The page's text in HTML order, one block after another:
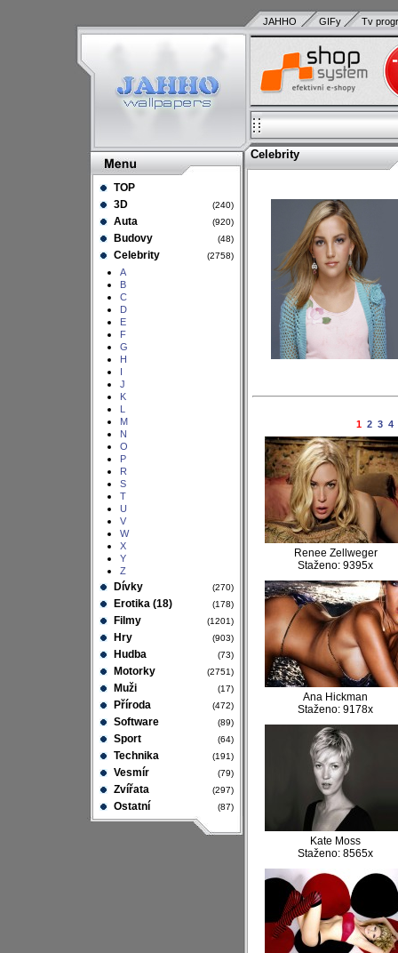
TOP
3D
(240)
Auta (920)
Budovy (48)
Celebrity (2758)
A
B
C
D
E
F
G
H
I
J
K
L
M
N
O
P
R
S
T
U
V
W
X
Y
Z
Dívky (270)
Erotika (18) (178)
Filmy (1201)
Hry (903)
Hudba (73)
Motorky (2751)
Muži (17)
Příroda (472)
Software (89)
Sport (64)
Technika (191)
Vesmír (79)
Zvířata (297)
Ostatní (87)
JAHHO GIFy Tv
Celebrity
1 2 3 4
Renee Zellweger
Staženo: 9395x
Ana Hickman
Staženo: 9178x
Kate Moss
Staženo: 8565x